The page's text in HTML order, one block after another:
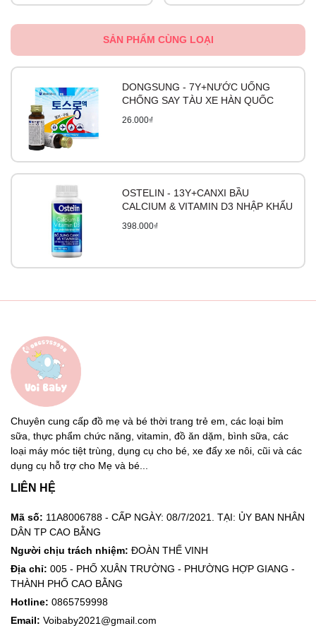
Bảo quản
Nơi khô ráo thoáng mát tránh tiếp xúc trực tiếp với ánh
nắng mặt trời và nhiệt độ dưới 30oC.
3. Kẽm Bio island 120 viên
Đặc điểm nổi bật:
- Kẽm ZinC được sản xuất bởi hãng BioIsland - chuyên
sản xuất thực phẩm, vitamin cho trẻ nhỏ nổi tiếng đến từ
Úc được rất nhiêu các mẹ trên toàn thế giới tin tưởng
- Viên dạng hình chú gấu dễ thương giúp bé dễ dàng ăn
hơn và đặc biệt sản phẩm không chất tạo màu, không chất
- Hỗ trợ cải thiện tình trạng biếng ăn, chậm lớn của trẻ
- Hỗ trợ tăng cường hệ miễn dịch, sức đề kháng nhờ tác
động kép của kẽm và vitamin C
- Hỗ trợ phòng các triệu chứng liên quan đến nhiễm khuẩn,
giúp mau lành vết thương
- Hỗ trợ phòng ngừa suy dinh dưỡng ,cảm cúm, nhiễm
trùng của trẻ nhỏ
- Trẻ gặp vấn đề về tiêu hóa, hô hấp
- Trẻ bị rối loạn giấc ngủ như: ngủ không ngon giấc, khóc
đêm
- Chậm phát triển chiều cao
- Tóc bị rụng, khô, cứng, xơ xác.
SẢN PHẨM CÙNG LOẠI
DONGSUNG - 7Y+NƯỚC UỐNG
CHỐNG SAY TÀU XE HÀN QUỐC
26.000₫
OSTELIN - 13Y+CANXI BẦU
CALCIUM & VITAMIN D3 NHẬP KHẨU
398.000₫
Chuyên cung cấp đồ mẹ và bé thời trang trẻ em, các loại bỉm
sữa, thực phẩm chức năng, vitamin, đồ ăn dặm, bình sữa, các
loại máy móc tiệt trùng, dụng cụ cho bé, xe đẩy xe nôi, cũi và các
dụng cụ hỗ trợ cho Mẹ và bé...
LIÊN HỆ
Mã số: 11A8006788 - CẤP NGÀY: 08/7/2021. TẠI: ỦY BAN NHÂN
DÂN TP CAO BẰNG
Người chịu trách nhiệm: ĐOÀN THẾ VINH
Địa chỉ: 005 - PHỐ XUÂN TRƯỜNG - PHƯỜNG HỢP GIANG -
THÀNH PHỐ CAO BẰNG
Hotline: 0865759998
Email: Voibaby2021@gmail.com